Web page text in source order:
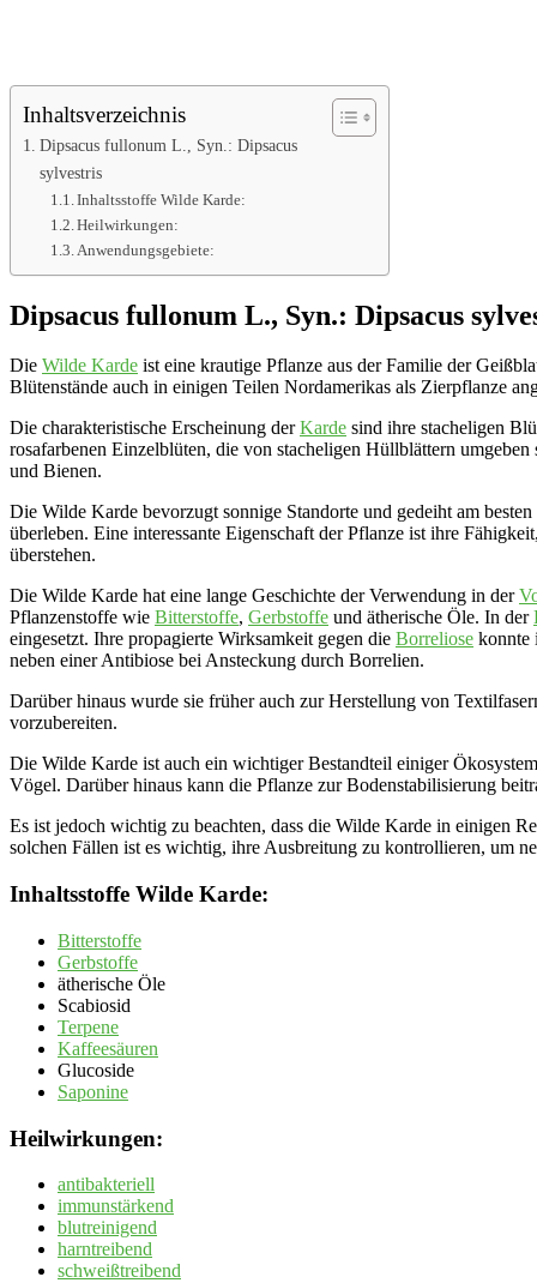
Inhaltsverzeichnis
Dipsacus fullonum L., Syn.: Dipsacus
sylvestris
Inhaltsstoffe Wilde Karde:
Heilwirkungen:
Anwendungsgebiete:
Dipsacus fullonum L., Syn.: Dipsacus
Die Wilde Karde ist eine krautige Pflanze aus der Familie der
Blütenstände auch in einigen Teilen Nordamerikas als Zierpflanze
Die charakteristische Erscheinung derKarde sind ihre stacheligen
rosafarbenen Einzelblüten, die von stacheligen Hüllblättern
und Bienen.
Die Wilde Karde bevorzugt sonnige Standorte und gedeiht am
überleben. Eine interessante Eigenschaft der Pflanze ist ihre
überstehen.
Die Wilde Karde hat eine lange Geschichte der Verwendung in der
Pflanzenstoffe wie Bitterstoffe, Gerbstoffe und ätherische Öle. In der
eingesetzt. Ihre propagierte Wirksamkeit gegen die Borreliose konnte
neben einer Antibiose bei Ansteckung durch Borrelien.
Darüber hinaus wurde sie früher auch zur Herstellung von
vorzubereiten.
Die Wilde Karde ist auch ein wichtiger Bestandteil einiger
Vögel. Darüber hinaus kann die Pflanze zur Bodenstabilisierung
Es ist jedoch wichtig zu beachten, dass die Wilde Karde in einigen
solchen Fällen ist es wichtig, ihre Ausbreitung zu kontrollieren, um
Inhaltsstoffe Wilde Karde:
Bitterstoffe
Gerbstoffe
ätherische Öle
Scabiosid
Terpene
Kaffeesäuren
Glucoside
Saponine
Heilwirkungen:
antibakteriell
immunstärkend
blutreinigend
harntreibend
schweißtreibend